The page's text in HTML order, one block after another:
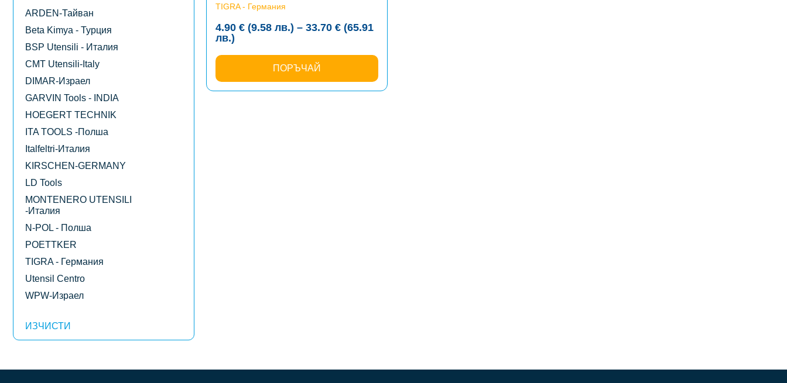
TIGRA - Германия
4.90 € (9.58 лв.) – 33.70 € (65.91
лв.)
4.90 €
лв.)
through
ПОРЪЧАЙ
ARDEN-Тайван
Beta Kimya - Турция
BSP Utensili - Италия
CMT Utensili-Italy
DIMAR-Израел
GARVIN Tools - INDIA
HOEGERT TECHNIK
ITA TOOLS -Полша
Italfeltri-Италия
KIRSCHEN-GERMANY
LD Tools
MONTENERO UTENSILI
-Италия
N-POL - Полша
POETTKER
TIGRA - Германия
Utensil Centro
WPW-Израел